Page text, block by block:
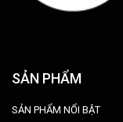
SẢN PHẨM
SẢN PHẨM NỔI BẬT